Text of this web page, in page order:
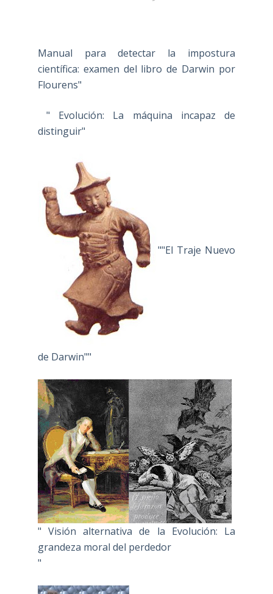
Manual para detectar la impostura
científica: examen del libro de Darwin por
Flourens"
" Evolución: La máquina incapaz de
distinguir"
""El Traje Nuevo
de Darwin""
" Visión alternativa de la Evolución: La
grandeza moral del perdedor
"